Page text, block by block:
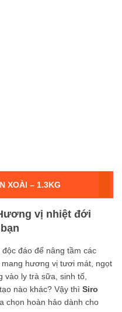
XOÀI – 1.3KG
vị nhiệt đới
đáo để nâng tầm các
hương vị tươi mát, ngọt
vào ly trà sữa, sinh tố,
nào khác? Vậy thì Siro
chọn hoàn hảo dành cho